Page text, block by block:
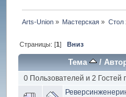
Arts-Union » Мастерская » Стол
Страницы: [1]Вниз
Тема /
0 Пользователей и 2 Гостей